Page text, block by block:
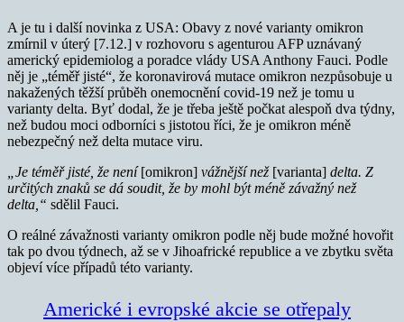
A je tu i další novinka z USA: Obavy z nové varianty omikron
zmírnil v úterý [7.12.] v rozhovoru s agenturou AFP uznávaný
americký epidemiolog a poradce vlády USA Anthony Fauci. Podle
něj je „téměř jisté“, že koronavirová mutace omikron nezpůsobuje u
nakažených těžší průběh onemocnění covid-19 než je tomu u
varianty delta. Byť dodal, že je třeba ještě počkat alespoň dva týdny,
než budou moci odborníci s jistotou říci, že je omikron méně
nebezpečný než delta mutace viru.
„Je téměř jisté, že není[omikron] vážnější než [varianta] delta. Z
určitých znaků se dá soudit, že by mohl být méně závažný než
delta,“ sdělil Fauci.
O reálné závažnosti varianty omikron podle něj bude možné hovořit
tak po dvou týdnech, až se v Jihoafrické republice a ve zbytku světa
objeví více případů této varianty.
Americké i evropské akcie se otřepaly